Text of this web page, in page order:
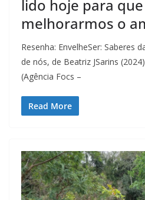
lido hoje para
melhorarmos o
Resenha: EnvelheSer: Saberes
de nós, de Beatriz JSarins
(Agência Focs –
Read More